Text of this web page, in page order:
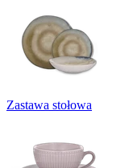
Zastawa stołowa